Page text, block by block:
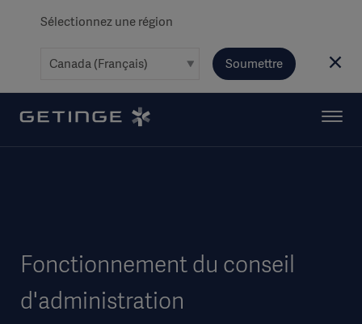
Sélectionnez une région
Soumettre
Fonctionnement du conseil
d'administration